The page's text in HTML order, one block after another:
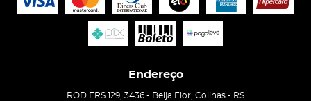
Endereço
ROD ERS 129, 3436 - Beija Flor, Colinas - RS